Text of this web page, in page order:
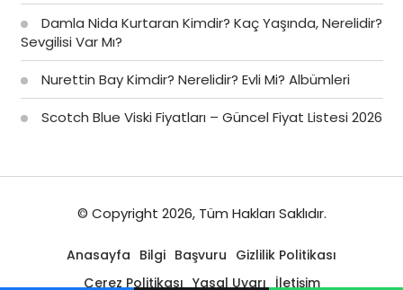
Damla Nida Kurtaran Kimdir? Kaç Yaşında, Nerelidir?
Sevgilisi Var Mı?
Nurettin Bay Kimdir? Nerelidir? Evli Mi? Albümleri
Scotch Blue Viski Fiyatları – Güncel Fiyat Listesi 2026
© Copyright 2026, Tüm Hakları Saklıdır.
Anasayfa Bilgi Başvuru Gizlilik Politikası
Çerez Politikası Yasal Uyarı İletişim